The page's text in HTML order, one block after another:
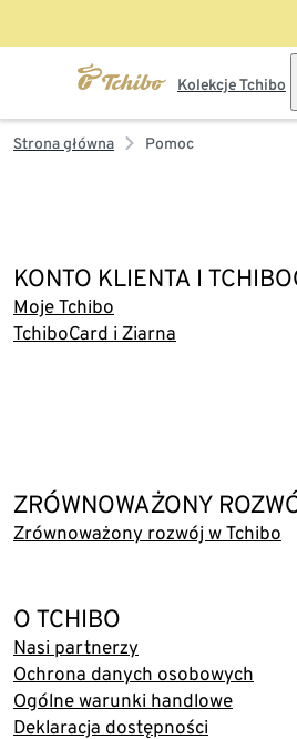
Kolekcje Tchibo
Strona główna Pomoc
KONTO KLIENTA I
Moje Tchibo
TchiboCard i Ziarna
ZRÓWNOWAŻONY
Zrównoważony rozwój w Tchibo
O TCHIBO
Nasi partnerzy
Ochrona danych osobowych
Ogólne warunki handlowe
Deklaracja dostępności